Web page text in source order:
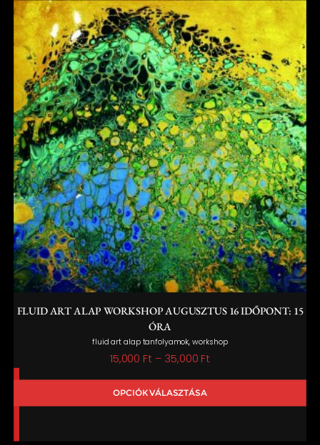
FLUID ART ALAP WORKSHOP AUGUSZTUS 16 IDŐPONT: 15
ÓRA
fluid art alap tanfolyamok,workshop
15,000 Ft – 35,000 FtÁrtartomány:
15,000 Ft
OPCIÓK VÁLASZTÁSA